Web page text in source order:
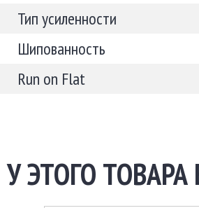
Тип усиленности
Шипованность
Run on Flat
У ЭТОГО